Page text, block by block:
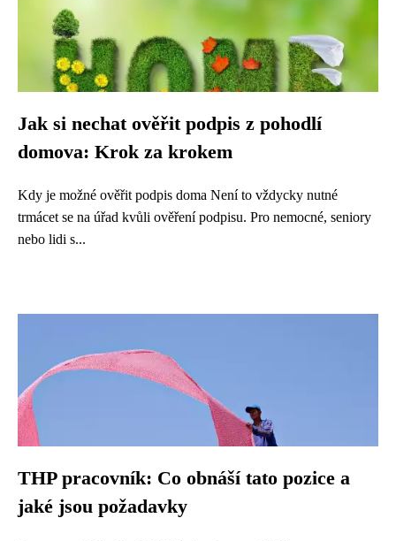
Jak si nechat ověřit podpis z pohodlí
domova: Krok za krokem
Kdy je možné ověřit podpis doma Není to vždycky nutné
trmácet se na úřad kvůli ověření podpisu. Pro nemocné, seniory
nebo lidi s...
THP pracovník: Co obnáší tato pozice a
jaké jsou požadavky